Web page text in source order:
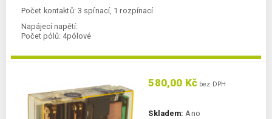
Počet kontaktů: 3 spínací, 1 rozpínací
Napájecí napětí:
Počet pólů: 4pólové
580,00 Kč bez DPH
Skladem: Ano